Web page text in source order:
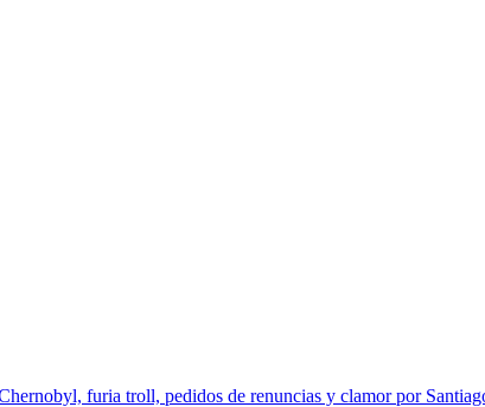
furia troll, pedidos de renuncias y clamor por